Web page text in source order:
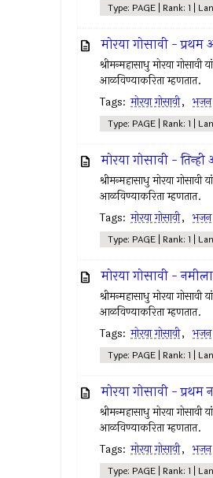
Type: PAGE | Rank: 1 |
मोरया गोसावी - प्रथम
श्रीमन्महासाधु मोरया गोसावी
आळविण्याकरिता म्हणतात.
Tags: मोरया गोसावी, भजन
Type: PAGE | Rank: 1 |
मोरया गोसावी -
श्रीमन्महासाधु मोरया गोसावी
आळविण्याकरिता म्हणतात.
Tags: मोरया गोसावी, भजन
Type: PAGE | Rank: 1 |
मोरया गोसावी -
श्रीमन्महासाधु मोरया गोसावी
आळविण्याकरिता म्हणतात.
Tags: मोरया गोसावी, भजन
Type: PAGE | Rank: 1 |
मोरया गोसावी -
श्रीमन्महासाधु मोरया गोसावी
आळविण्याकरिता म्हणतात.
Tags: मोरया गोसावी, भजन
Type: PAGE | Rank: 1 |